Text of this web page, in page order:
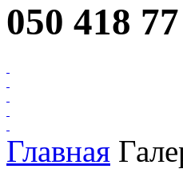
050 418
Главная